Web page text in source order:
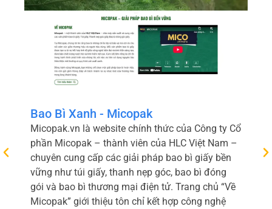
Bao Bì Xanh - Micopak
Micopak.vn là website chính thức của Công ty Cổ
phần Micopak – thành viên của HLC Việt Nam –
chuyên cung cấp các giải pháp bao bì giấy bền
vững như túi giấy, thanh nẹp góc, bao bì đóng
gói và bao bì thương mại điện tử. Trang chủ “Về
Micopak” giới thiệu tôn chỉ kết hợp công nghệ